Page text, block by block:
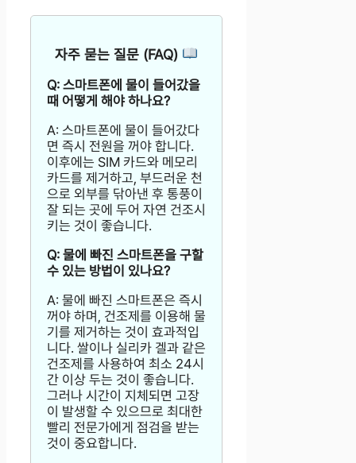
자주 묻는 질문 (FAQ)
Q: 스마트폰에 물이 들어갔을
때 어떻게 해야 하나요?
A: 스마트폰에 물이 들어갔다
면 즉시 전원을 꺼야 합니다.
이후에는 SIM 카드와 메모리
카드를 제거하고, 부드러운 천
으로 외부를 닦아낸 후 통풍이
잘 되는 곳에 두어 자연 건조시
키는 것이 좋습니다.
Q: 물에 빠진 스마트폰을 구할
수 있는 방법이 있나요?
A: 물에 빠진 스마트폰은 즉시
꺼야 하며, 건조제를 이용해 물
기를 제거하는 것이 효과적입
니다. 쌀이나 실리카 겔과 같은
건조제를 사용하여 최소 24시
간 이상 두는 것이 좋습니다.
그러나 시간이 지체되면 고장
이 발생할 수 있으므로 최대한
빨리 전문가에게 점검을 받는
것이 중요합니다.